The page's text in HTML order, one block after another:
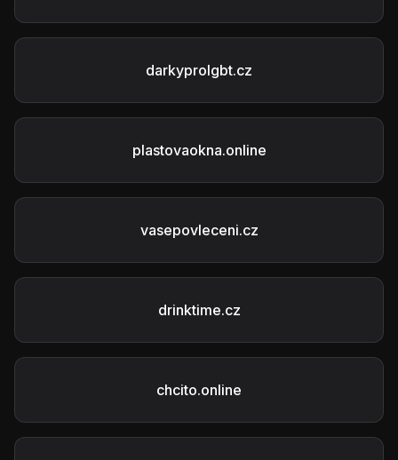
darkyprolgbt.cz
plastovaokna.online
vasepovleceni.cz
drinktime.cz
chcito.online